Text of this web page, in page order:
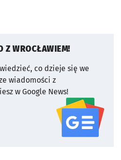
Z WROCŁAWIEM!
co dzieje się we
wiadomości z
w Google News!
serwisu